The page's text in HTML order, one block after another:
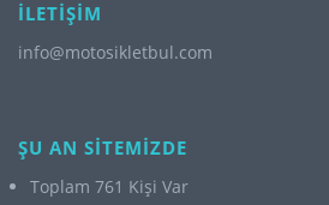
İLETİŞİM
info@motosikletbul.com
ŞU AN SİTEMİZDE
Toplam 761 Kişi Var